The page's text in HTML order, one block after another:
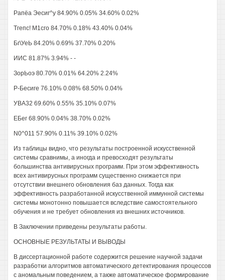
Рапёа Эесиг^у 84.90% 0.05% 34.60% 0.02%
Тгепс! М1сго 84.70% 0.18% 43.40% 0.04%
Бг\УеЬ 84.20% 0.69% 37.70% 0.20%
ИИС 81.87% 3.94% - -
ЗорЬоэ 80.70% 0.01% 64.20% 2.24%
Р-Бесиге 76.10% 0.08% 68.50% 0.04%
УВА32 69.60% 0.55% 35.10% 0.07%
ЕБег 68.90% 0.04% 38.70% 0.02%
N0^011 57.90% 0.11% 39.10% 0.02%
Из таблицы видно, что результаты построенной искусственной
системы сравнимы, а иногда и превосходят результаты
большинства антивирусных программ. При этом эффективность
всех антивирусных программ существенно снижается при
отсутствии внешнего обновления баз данных. Тогда как
эффективность разработанной искусственной иммунной системы
системы монотонно повышается вследствие самостоятельного
обучения и не требует обновления из внешних источников.
В Заключении приведены результаты работы.
ОСНОВНЫЕ РЕЗУЛЬТАТЫ И ВЫВОДЫ
В диссертационной работе содержится решение научной задачи
разработки алгоритмов автоматического детектирования процессов
с аномальным поведением, а также автоматическое формирование